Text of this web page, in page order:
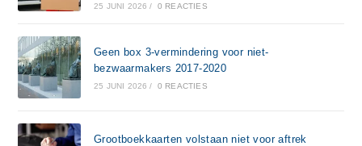
25 JUNI 2026 / 0 REACTIES
Geen box 3-vermindering voor niet-
bezwaarmakers 2017-2020
25 JUNI 2026 / 0 REACTIES
Grootboekkaarten volstaan niet voor aftrek